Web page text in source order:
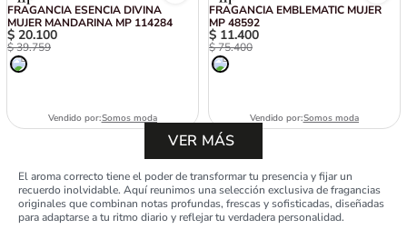
FRAGANCIA ESENCIA DIVINA
MUJER MANDARINA MP 114284
$ 20.100
$39.759
Vendido por:Somos moda
FRAGANCIA EMBLEMATIC MUJER
MP 48592
$ 11.400
$75.400
Vendido por:Somos moda
El aroma correcto tiene el poder de transformar tu presencia y fijar un
recuerdo inolvidable. Aquí reunimos una selección exclusiva de fragancias
originales que combinan notas profundas, frescas y sofisticadas, diseñadas
para adaptarse a tu ritmo diario y reflejar tu verdadera personalidad.